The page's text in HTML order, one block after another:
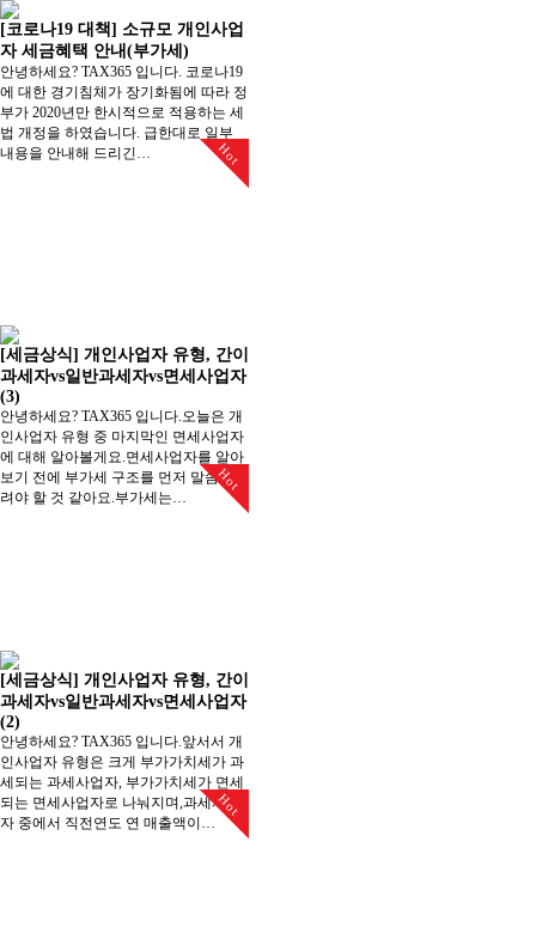
[코로나19 대책] 소규모 개인사업
자 세금혜택 안내(부가세)
안녕하세요? TAX365 입니다. ​코로나19
에 대한 경기침체가 장기화됨에 따라 정
부가 2020년만 한시적으로 적용하는 세
법 개정을 하였습니다. 급한대로 일부
내용을 안내해 드리긴…
Hot
[세금상식] 개인사업자 유형, 간이
과세자vs일반과세자vs면세사업자
(3)
안녕하세요? TAX365 입니다.오늘은 개
인사업자 유형 중 마지막인 면세사업자
에 대해 알아볼게요.면세사업자를 알아
보기 전에 부가세 구조를 먼저 말씀 드
려야 할 것 같아요.부가세는…
Hot
[세금상식] 개인사업자 유형, 간이
과세자vs일반과세자vs면세사업자
(2)
안녕하세요? TAX365 입니다.앞서서 개
인사업자 유형은 크게 부가가치세가 과
세되는 과세사업자, 부가가치세가 면세
되는 면세사업자로 나눠지며,과세사업
자 중에서 직전연도 연 매출액이…
Hot